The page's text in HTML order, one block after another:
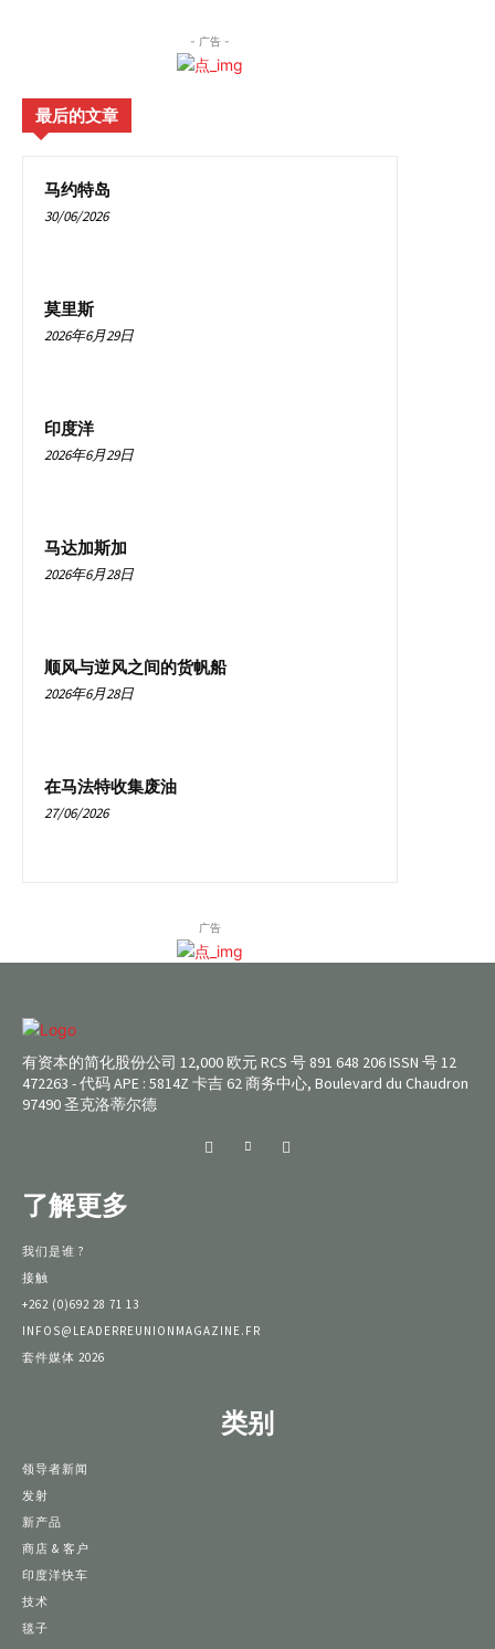
- 广告 -
最后的文章
马约特岛
30/06/2026
莫里斯
2026年6月29日
印度洋
2026年6月29日
马达加斯加
2026年6月28日
顺风与逆风之间的货帆船
2026年6月28日
在马法特收集废油
27/06/2026
广告
有资本的简化股份公司 12,000 欧元 RCS 号 891 648 206 ISSN 号 12
472263 - 代码 APE : 5814Z 卡吉 62 商务中心, Boulevard du Chaudron
97490 圣克洛蒂尔德
了解更多
我们是谁 ?
接触
+262 (0)692 28 71 13
INFOS@LEADERREUNIONMAGAZINE.FR
套件媒体 2026
类别
领导者新闻
发射
新产品
商店 & 客户
印度洋快车
技术
毯子